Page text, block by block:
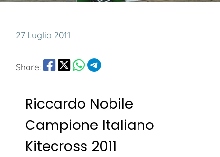
27 Luglio 2011
Share:
Riccardo Nobile
Campione Italiano
Kitecross 2011